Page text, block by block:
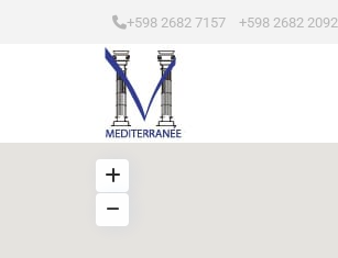
+598 2682 7157 +598 2682 2092